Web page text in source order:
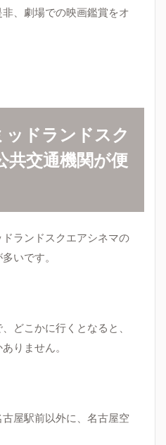
、劇場での映画鑑賞をオ
ッドランドスク
共交通機関が便
ランドスクエアシネマの
いです。
どこかに行くとなると、
りません。
屋駅前以外に、名古屋空